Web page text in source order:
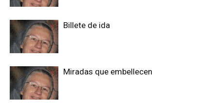
Billete de ida
Miradas que embellecen